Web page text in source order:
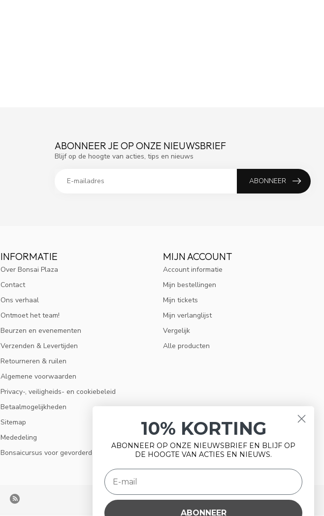
ABONNEER JE OP ONZE NIEUWSBRIEF
Blijf op de hoogte van acties, tips en nieuws
ABONNEER
INFORMATIE
Over Bonsai Plaza
Contact
Ons verhaal
Ontmoet het team!
Beurzen en evenementen
Verzenden & Levertijden
Retourneren & ruilen
Algemene voorwaarden
Privacy-, veiligheids- en cookiebeleid
Betaalmogelijkheden
Sitemap
Mededeling
Bonsaicursus voor gevorderden
MIJN ACCOUNT
Account informatie
Mijn bestellingen
Mijn tickets
Mijn verlanglijst
Vergelijk
Alle producten
10% KORTING
ABONNEER OP ONZE NIEUWSBRIEF EN BLIJF OP
DE HOOGTE VAN ACTIES EN NIEUWS.
ABONNEER